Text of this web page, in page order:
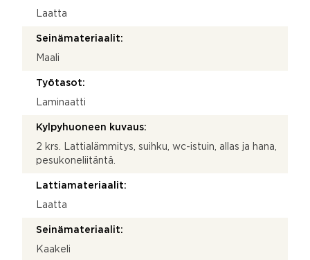
Laatta
Seinämateriaalit:
Maali
Työtasot:
Laminaatti
Kylpyhuoneen kuvaus:
2 krs. Lattialämmitys, suihku, wc-istuin, allas ja hana,
pesukoneliitäntä.
Lattiamateriaalit:
Laatta
Seinämateriaalit:
Kaakeli